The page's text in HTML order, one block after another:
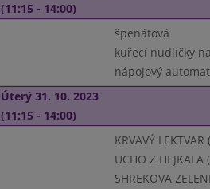
(11:15 - 14:00)
špenátová
kuřecí nudličky
nápojový
Úterý 31. 10. 2023
(11:15 - 14:00)
KRVAVÝ
UCHO Z
SHREKOVA